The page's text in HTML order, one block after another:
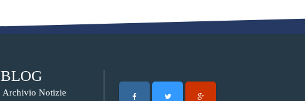
BLOG
Archivio Notizie